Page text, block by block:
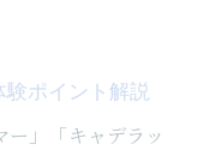
ポイント解説
」「キャデラッ